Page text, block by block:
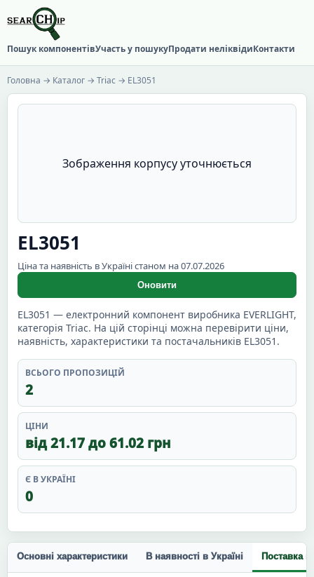
Пошук компонентівУчасть у пошукуПродати неліквідиКонтакти
Головна → Каталог → Triac → EL3051
Зображення корпусу уточнюється
EL3051
Ціна та наявність в Україні станом на 07.07.2026
Оновити
EL3051 — електронний компонент виробника EVERLIGHT,
категорія Triac. На цій сторінці можна перевірити ціни,
наявність, характеристики та постачальників EL3051.
ВСЬОГО ПРОПОЗИЦІЙ
2
ЦІНИ
від 21.17 до 61.02 грн
Є В УКРАЇНІ
0
Основні характеристики В наявності в Україні Поставка